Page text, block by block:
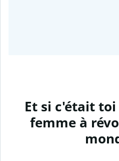
Et si c'était
femme à